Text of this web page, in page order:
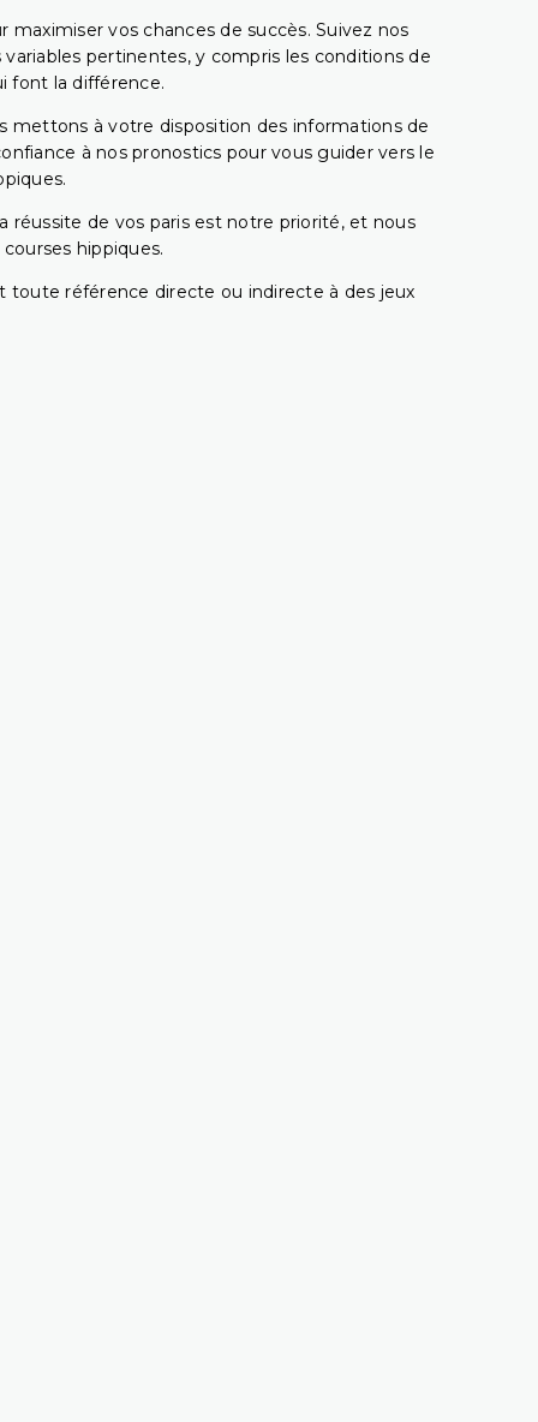
vos chances de succès. Suivez nos
pertinentes, y compris les conditions de
font la différence.
mettons à votre disposition des informations de
à nos pronostics pour vous guider vers le
réussite de vos paris est notre priorité, et nous
hippiques.
toute référence directe ou indirecte à des jeux